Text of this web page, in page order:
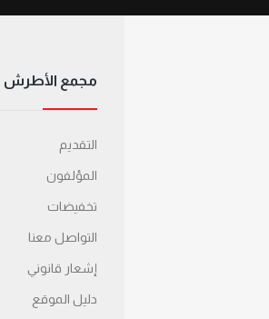
مجمع الأطرش
التقديم
المؤلفون
تخفيضات
التواصل معنا
إشعار قانوني
دليل الموقع